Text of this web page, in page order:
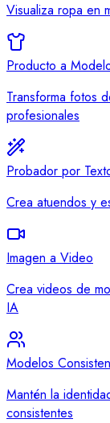
Visualiza ropa en
Producto a
Transforma fotos
profesionales
Probador por
Crea atuendos y
Imagen a Video
Crea videos de
IA
Modelos
Mantén la
consistentes